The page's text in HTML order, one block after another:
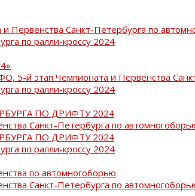
Первенства Санкт-Петербурга по
по ралли-кроссу 2024
5-й этап Чемпионата и Первенства
по ралли-кроссу 2024
ПО ДРИФТУ 2024
Санкт-Петербурга по
ПО ДРИФТУ 2024
по ралли-кроссу 2024
по автомногоборью
Санкт-Петербурга по